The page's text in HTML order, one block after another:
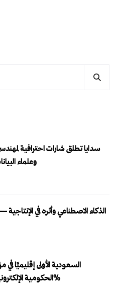
سدايا تطلق شارات احترافية
وعلماء
الذكاء الاصطناعي وأثره في الإنتاجية — 6 مجالات
السعودية الأولى إقليميًا
الحكومية الإلكترونية 2025 بنسبة 99%